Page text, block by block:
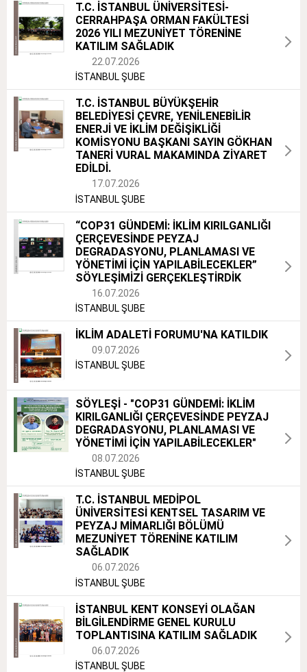
T.C. İSTANBUL ÜNİVERSİTESİ-
CERRAHPAŞA ORMAN FAKÜLTESİ
2026 YILI MEZUNİYET TÖRENİNE
KATILIM SAĞLADIK
22.07.2026
İSTANBUL ŞUBE
T.C. İSTANBUL BÜYÜKŞEHİR
BELEDİYESİ ÇEVRE, YENİLENEBİLİR
ENERJİ VE İKLİM DEĞİŞİKLİĞİ
KOMİSYONU BAŞKANI SAYIN GÖKHAN
TANERİ VURAL MAKAMINDA ZİYARET
EDİLDİ.
17.07.2026
İSTANBUL ŞUBE
“COP31 GÜNDEMİ: İKLİM KIRILGANLIĞI
ÇERÇEVESİNDE PEYZAJ
DEGRADASYONU, PLANLAMASI VE
YÖNETİMİ İÇİN YAPILABİLECEKLER”
SÖYLEŞİMİZİ GERÇEKLEŞTİRDİK
16.07.2026
İSTANBUL ŞUBE
İKLİM ADALETİ FORUMU'NA KATILDIK
09.07.2026
İSTANBUL ŞUBE
SÖYLEŞİ - "COP31 GÜNDEMİ: İKLİM
KIRILGANLIĞI ÇERÇEVESİNDE PEYZAJ
DEGRADASYONU, PLANLAMASI VE
YÖNETİMİ İÇİN YAPILABİLECEKLER"
08.07.2026
İSTANBUL ŞUBE
T.C. İSTANBUL MEDİPOL
ÜNİVERSİTESİ KENTSEL TASARIM VE
PEYZAJ MİMARLIĞI BÖLÜMÜ
MEZUNİYET TÖRENİNE KATILIM
SAĞLADIK
06.07.2026
İSTANBUL ŞUBE
İSTANBUL KENT KONSEYİ OLAĞAN
BİLGİLENDİRME GENEL KURULU
TOPLANTISINA KATILIM SAĞLADIK
06.07.2026
İSTANBUL ŞUBE